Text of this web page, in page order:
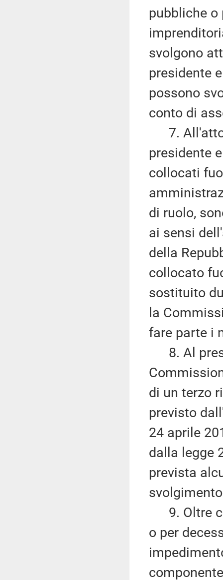
pubbliche o
svolgono
presidente
possono
conto di
7. All'atto
presidente
collocati
di ruolo,
ai sensi
della
collocato
sostituito
la
fare parte i
8. Al
di un terzo
previsto
24 aprile
dalla legge
prevista
9. Oltre
o per